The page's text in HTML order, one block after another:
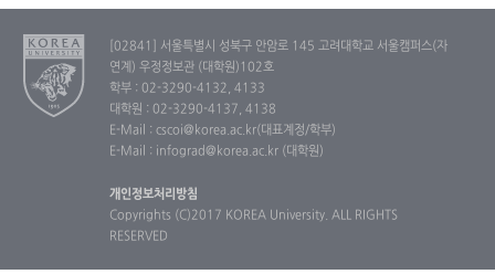
[02841] 서울특별시 성북구 안암로 145 고려대학교 서울캠퍼스(자
연계) 우정정보관 (대학원)102호
학부 : 02-3290-4132, 4133
대학원 : 02-3290-4137, 4138
E-Mail : cscoi@korea.ac.kr(대표계정/학부)
E-Mail : infograd@korea.ac.kr (대학원)
개인정보처리방침
Copyrights (C)2017 KOREA University. ALL RIGHTS
RESERVED